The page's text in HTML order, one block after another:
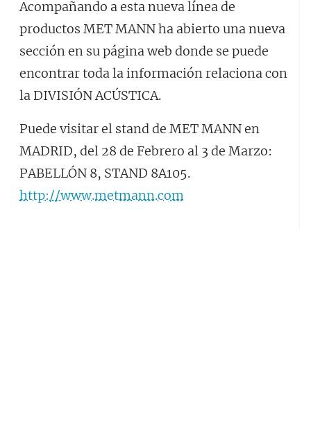
Acompañando a esta nueva línea de
productos MET MANN ha abierto una nueva
sección en su página web donde se puede
encontrar toda la información relaciona con
la DIVISIÓN ACÚSTICA.
Puede visitar el stand de MET MANN en
MADRID, del 28 de Febrero al 3 de Marzo:
PABELLÓN 8, STAND 8A105.
http://www.metmann.com